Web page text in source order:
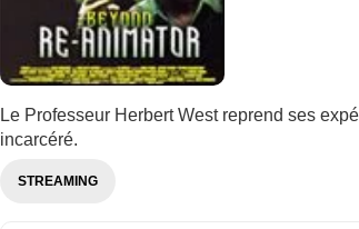
Le Professeur Herbert West reprend ses
incarcéré.
STREAMING